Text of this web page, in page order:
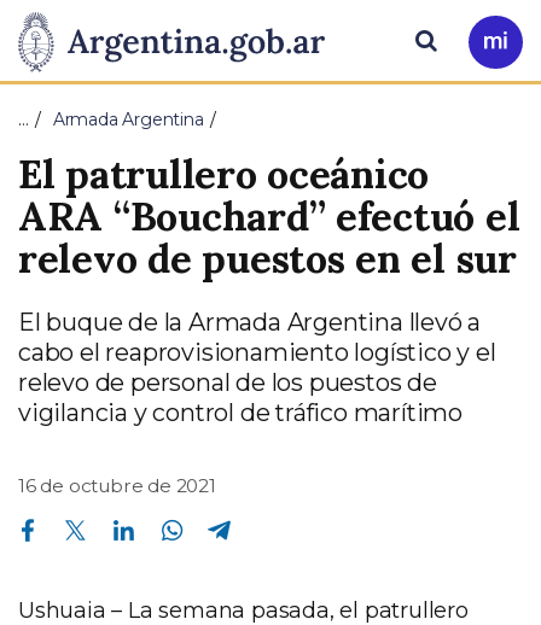
Presidencia
de
la
Nación
Pasar al contenido principal
Ir
a
Buscar
… Armada Argentina
El patrullero oceánico
ARA “Bouchard” efectuó el
relevo de puestos en el sur
El buque de la Armada Argentina llevó a
cabo el reaprovisionamiento logístico y el
relevo de personal de los puestos de
vigilancia y control de tráfico marítimo
16 de octubre de 2021
Compartir en Facebook Compartir en Twitter Compartir en Linkedin Compartir en Whatsapp
Ushuaia – La semana pasada, el patrullero